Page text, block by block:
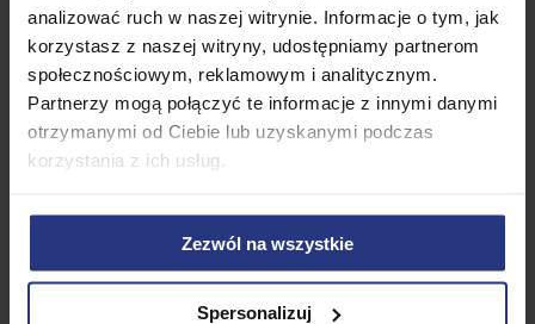
analizować ruch w naszej witrynie. Informacje o tym, jak
korzystasz z naszej witryny, udostępniamy partnerom
społecznościowym, reklamowym i analitycznym.
Partnerzy mogą połączyć te informacje z innymi danymi
otrzymanymi od Ciebie lub uzyskanymi podczas
korzystania z ich usług.
Zezwól na wszystkie
Spersonalizuj